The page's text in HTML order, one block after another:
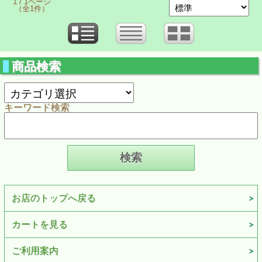
（全1件）
商品検索
キーワード検索
お店のトップへ戻る
カートを見る
ご利用案内